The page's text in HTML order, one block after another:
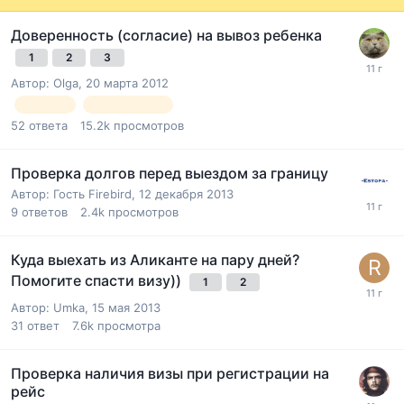
Доверенность (согласие) на вывоз ребенка
1 2 3
Автор: Olga, 20 марта 2012
52 ответа 15.2k просмотров
Проверка долгов перед выездом за границу
Автор: Гость Firebird, 12 декабря 2013
9 ответов 2.4k просмотров
Куда выехать из Аликанте на пару дней?
Помогите спасти визу))
1 2
Автор: Umka, 15 мая 2013
31 ответ 7.6k просмотра
Проверка наличия визы при регистрации на
рейс